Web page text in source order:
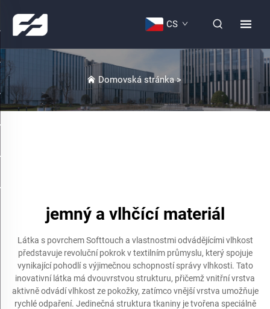
CS
Domovská stránka>
jemný a vlhčící materiál
Látka s povrchem Softtouch a vlastnostmi odvádějícími vlhkost
představuje revoluční pokrok v textilním průmyslu, který spojuje
vynikající pohodlí s výjimečnou schopností správy vlhkosti. Tato
inovativní látka má dvouvrstvou strukturu, přičemž vnitřní vrstva
aktivně odvádí vlhkost ze pokožky, zatímco vnější vrstva umožňuje
rychlé odpaření. Jedinečná struktura tkaniny je tvořena speciálně